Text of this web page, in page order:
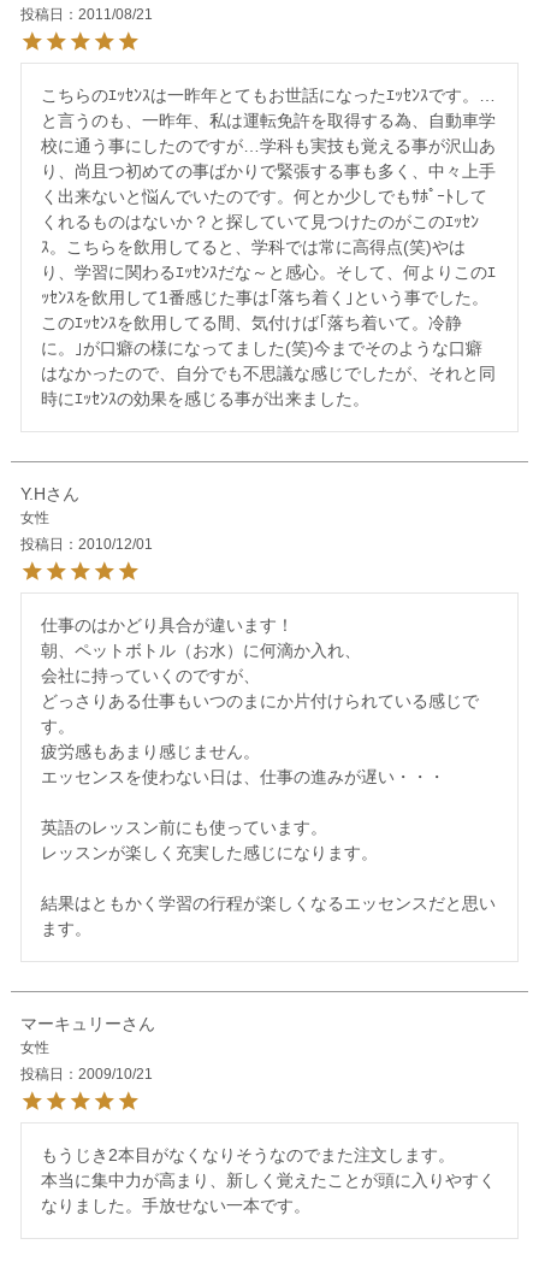
投稿日
2011/08/21
こちらのｴｯｾﾝｽは一昨年とてもお世話になったｴｯｾﾝｽです。…
と言うのも、一昨年、私は運転免許を取得する為、自動車学
校に通う事にしたのですが…学科も実技も覚える事が沢山あ
り、尚且つ初めての事ばかりで緊張する事も多く、中々上手
く出来ないと悩んでいたのです。何とか少しでもｻﾎﾟｰﾄして
くれるものはないか？と探していて見つけたのがこのｴｯｾﾝ
ｽ。こちらを飲用してると、学科では常に高得点(笑)やは
り、学習に関わるｴｯｾﾝｽだな～と感心。そして、何よりこのｴ
ｯｾﾝｽを飲用して1番感じた事は｢落ち着く｣という事でした。
このｴｯｾﾝｽを飲用してる間、気付けば｢落ち着いて。冷静
に。｣が口癖の様になってました(笑)今までそのような口癖
はなかったので、自分でも不思議な感じでしたが、それと同
Y.H
女性
投稿日
2010/12/01
仕事のはかどり具合が違います！
朝、ペットボトル（お水）に何滴か入れ、
会社に持っていくのですが、
どっさりある仕事もいつのまにか片付けられている感じで
す。
疲労感もあまり感じません。
エッセンスを使わない日は、仕事の進みが遅い・・・
英語のレッスン前にも使っています。
レッスンが楽しく充実した感じになります。
結果はともかく学習の行程が楽しくなるエッセンスだと思い
マーキュリー
女性
投稿日
2009/10/21
もうじき2本目がなくなりそうなのでまた注文します。
本当に集中力が高まり、新しく覚えたことが頭に入りやすく